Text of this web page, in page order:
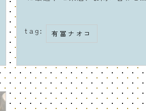
tag: 有冨ナオコ